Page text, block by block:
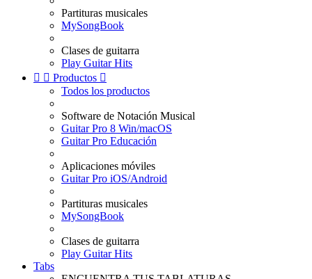
Partituras musicales
MySongBook
Clases de guitarra
Play Guitar Hits
  Productos 
Todos los productos
Software de Notación Musical
Guitar Pro 8 Win/macOS
Guitar Pro Educación
Aplicaciones móviles
Guitar Pro iOS/Android
Partituras musicales
MySongBook
Clases de guitarra
Play Guitar Hits
Tabs